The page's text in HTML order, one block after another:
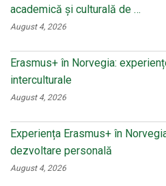
academică și culturală de …
August 4, 2026
Erasmus+ în Norvegia:
interculturale
August 4, 2026
Experiența Erasmus+ în
dezvoltare personală
August 4, 2026